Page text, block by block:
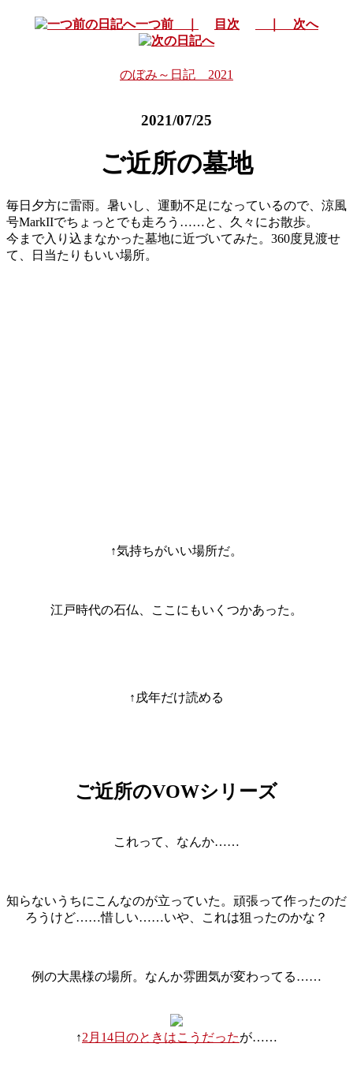
一つ前 ｜ 目次 ｜ 次へ
のぼみ～日記 2021
2021/07/25
ご近所の墓地
毎日夕方に雷雨。暑いし、運動不足になっているので、涼風
号MarkIIでちょっとでも走ろう……と、久々にお散歩。
今まで入り込まなかった墓地に近づいてみた。360度見渡せ
て、日当たりもいい場所。
↑気持ちがいい場所だ。
江戸時代の石仏、ここにもいくつかあった。
↑戌年だけ読める
ご近所のVOWシリーズ
これって、なんか……
知らないうちにこんなのが立っていた。頑張って作ったのだ
ろうけど……惜しい……いや、これは狙ったのかな？
例の大黒様の場所。なんか雰囲気が変わってる……
↑2月14日のときはこうだったが……